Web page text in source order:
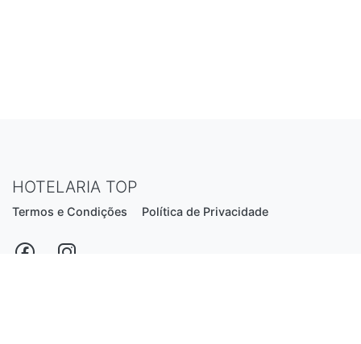
HOTELARIA TOP
Termos e Condições Política de Privacidade